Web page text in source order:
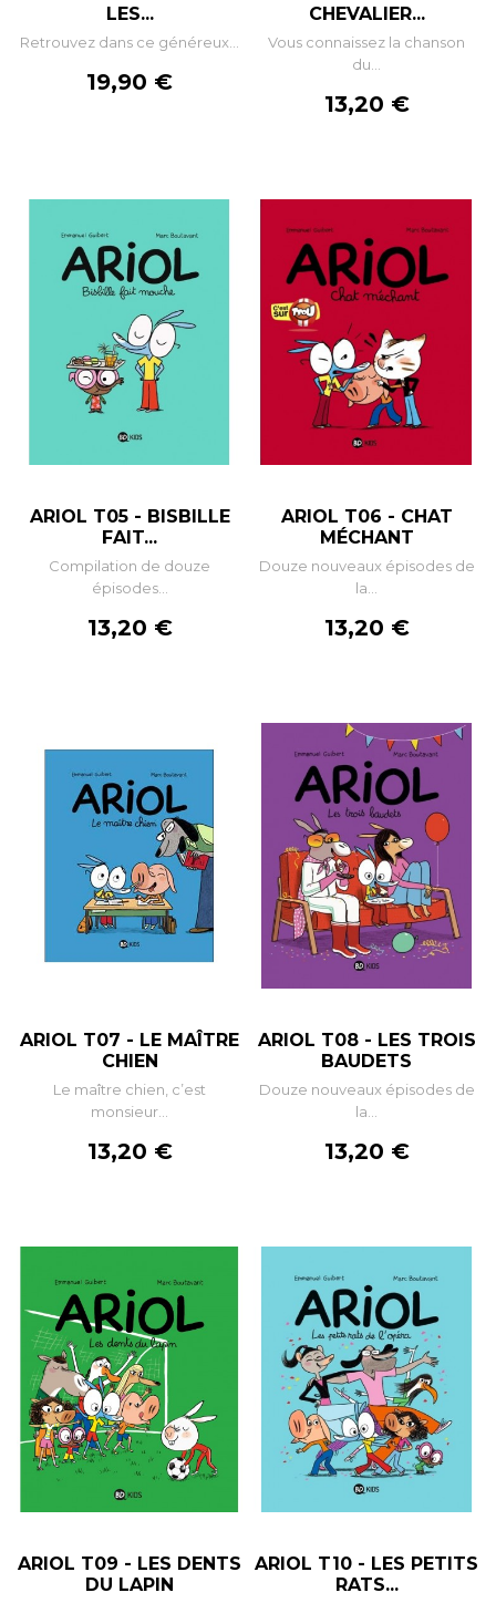
LES...
Retrouvez dans ce généreux...
Prix
19,90 €
CHEVALIER...
Vous connaissez la chanson
du...
Prix
13,20 €
ARIOL T05 - BISBILLE
FAIT...
Compilation de douze
épisodes...
Prix
13,20 €
ARIOL T06 - CHAT
MÉCHANT
Douze nouveaux épisodes de
la...
Prix
13,20 €
ARIOL T07 - LE MAÎTRE
CHIEN
Le maître chien, c’est
monsieur...
Prix
13,20 €
ARIOL T08 - LES TROIS
BAUDETS
Douze nouveaux épisodes de
la...
Prix
13,20 €
ARIOL T09 - LES DENTS
DU LAPIN
ARIOL T10 - LES PETITS
RATS...